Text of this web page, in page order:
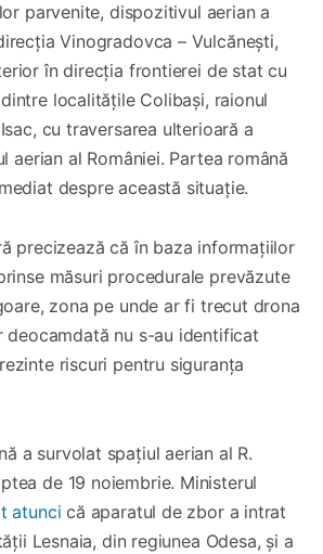
parvenite, dispozitivul aerian a
Vinogradovca – Vulcănești,
în direcția frontierei de stat cu
localitățile Colibași, raionul
cu traversarea ulterioară a
aerian al României. Partea română
despre această situație.
precizează că în baza informațiilor
măsuri procedurale prevăzute
zona pe unde ar fi trecut drona
deocamdată nu s-au identificat
riscuri pentru siguranța
a survolat spațiul aerian al R.
de 19 noiembrie. Ministerul
atuncică aparatul de zbor a intrat
Lesnaia, din regiunea Odesa, și a